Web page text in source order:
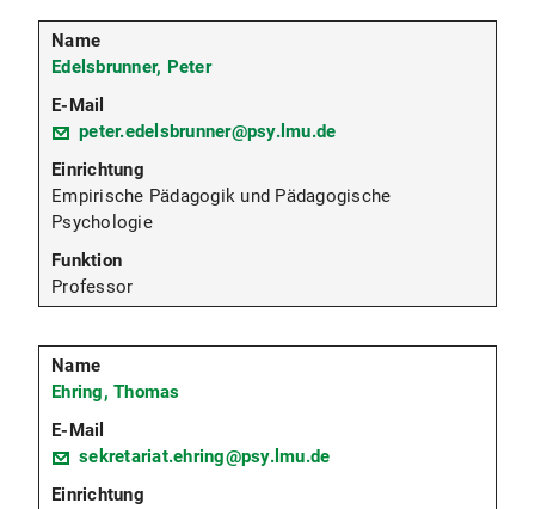
Edelsbrunner, Peter
peter.edelsbrunner@psy.lmu.de
Empirische Pädagogik und Pädagogische
Psychologie
Professor
Ehring, Thomas
sekretariat.ehring@psy.lmu.de